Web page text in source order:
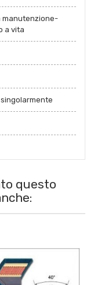
manutenzione-
a vita
questo